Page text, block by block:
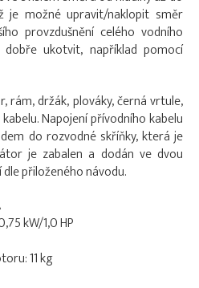
je možné upravit/naklopit směr
provzdušnění celého vodního
ukotvit, například pomocí
držák, plováky, černá vrtule,
Napojení přívodního kabelu
do rozvodné skříňky, která je
je zabalen a dodán ve dvou
přiloženého návodu.
kW/1,0 HP
11 kg